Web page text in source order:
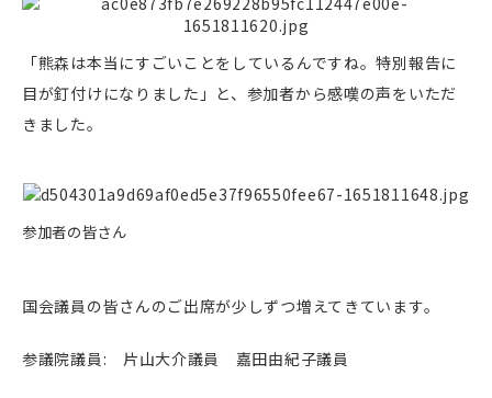
「熊森は本当にすごいことをしているんですね。特別報告に
目が釘付けになりました」と、参加者から感嘆の声をいただ
きました。
参加者の皆さん
国会議員の皆さんのご出席が少しずつ増えてきています。
参議院議員: 片山大介議員 嘉田由紀子議員